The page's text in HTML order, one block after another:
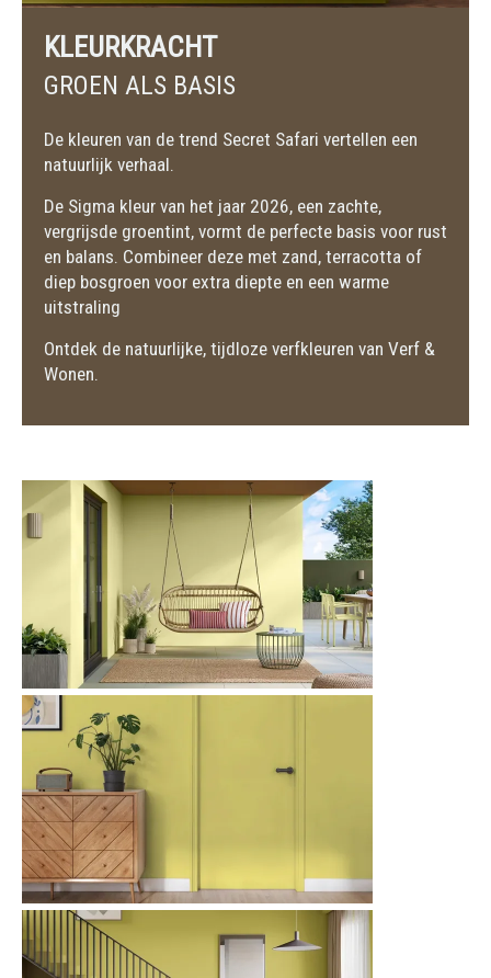
KLEURKRACHT
GROEN ALS BASIS
De kleuren van de trend Secret Safari vertellen een
natuurlijk verhaal.
De Sigma kleur van het jaar 2026, een zachte,
vergrijsde groentint, vormt de perfecte basis voor rust
en balans. Combineer deze met zand, terracotta of
diep bosgroen voor extra diepte en een warme
uitstraling
Ontdek de natuurlijke, tijdloze verfkleuren van Verf &
Wonen.